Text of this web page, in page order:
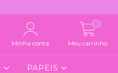
Minha conta Meu carrinho
0
PAPEIS